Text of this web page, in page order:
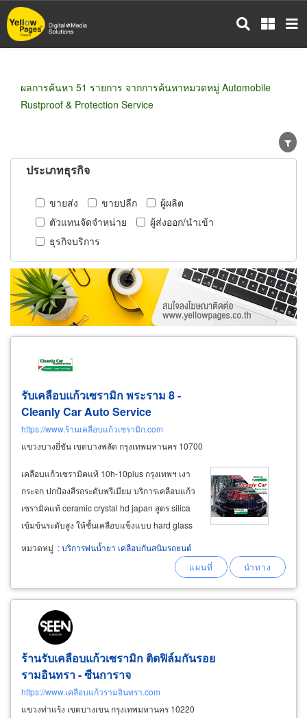
ข้าม
ไป
ผลการค้นหา 51 รายการ จากการค้นหาหมวดหมู่ Automobile
Rustproof & Protection Service
ประเภทธุรกิจ
ขายส่ง ขายปลีก
ผู้ผลิต
ตัวแทนจัดจำหน่าย
ผู้ส่งออก/นำเข้า
ธุรกิจบริการ
รับเคลือบแก้วเซรามิก พระราม 8 -
Cleanly Car Auto Service
https://www.ร้านเคลือบแก้วเซรามิก.com
แขวงบางยี่ขัน เขตบางพลัด กรุงเทพมหานคร 10700
เคลือบแก้วเซรามิคแท้ 10h-10plus กรุงเทพฯ เงา
กระจก ปกป้องสีรถระดับพรีเมียม บริการเคลือบแก้ว
เซรามิคแท้ ceramic crystal hd japan สูตร silica
เข้มข้นระดับสูง ให้ชั้นเคลือบแข็งแบบ hard glass
coating ไม่ใช่ฟิล์มเคลือบทั่วไป ช่วยปกป้องสีรถ
จากแดด ฝุ่น คราบน้ำ และมลภาวะ พร้อมเพิ่ม
หมวดหมู่ :บริการพ่นน้ำยา เคลือบกันสนิมรถยนต์
ร้านรับเคลือบแก้วเซรามิก ติดฟิล์มกันรอย
รามอินทรา - ซีนการาจ
https://www.เคลือบแก้วรามอินทรา.com
แขวงท่าแร้ง เขตบางเขน กรุงเทพมหานคร 10220